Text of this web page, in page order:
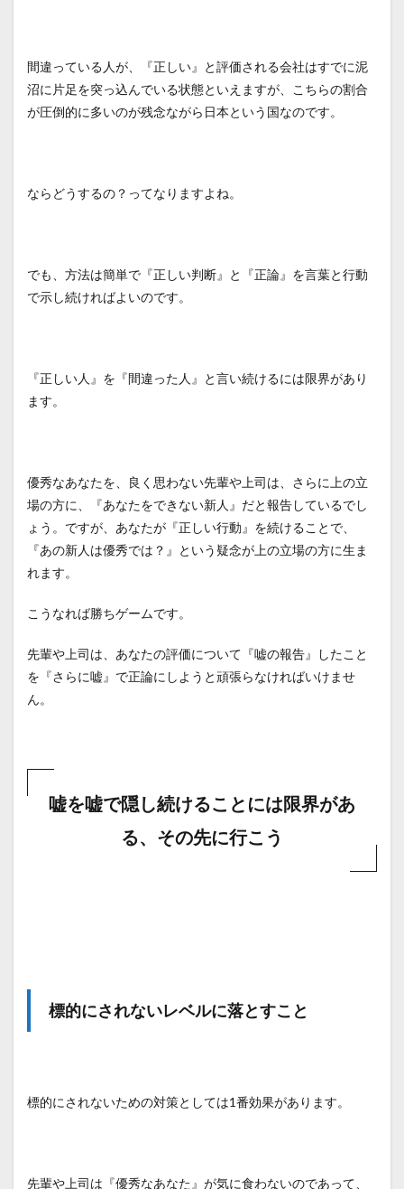
間違っている人が、『正しい』と評価される会社はすでに泥
沼に片足を突っ込んでいる状態といえますが、こちらの割合
が圧倒的に多いのが残念ながら日本という国なのです。
ならどうするの？ってなりますよね。
でも、方法は簡単で『正しい判断』と『正論』を言葉と行動
で示し続ければよいのです。
『正しい人』を『間違った人』と言い続けるには限界があり
ます。
優秀なあなたを、良く思わない先輩や上司は、さらに上の立
場の方に、『あなたをできない新人』だと報告しているでし
ょう。ですが、あなたが『正しい行動』を続けることで、
『あの新人は優秀では？』という疑念が上の立場の方に生ま
れます。
こうなれば勝ちゲームです。
先輩や上司は、あなたの評価について『嘘の報告』したこと
を『さらに嘘』で正論にしようと頑張らなければいけませ
ん。
嘘を嘘で隠し続けることには限界があ
る、その先に行こう
標的にされないレベルに落とすこと
標的にされないための対策としては1番効果があります。
先輩や上司は『優秀なあなた』が気に食わないのであって、